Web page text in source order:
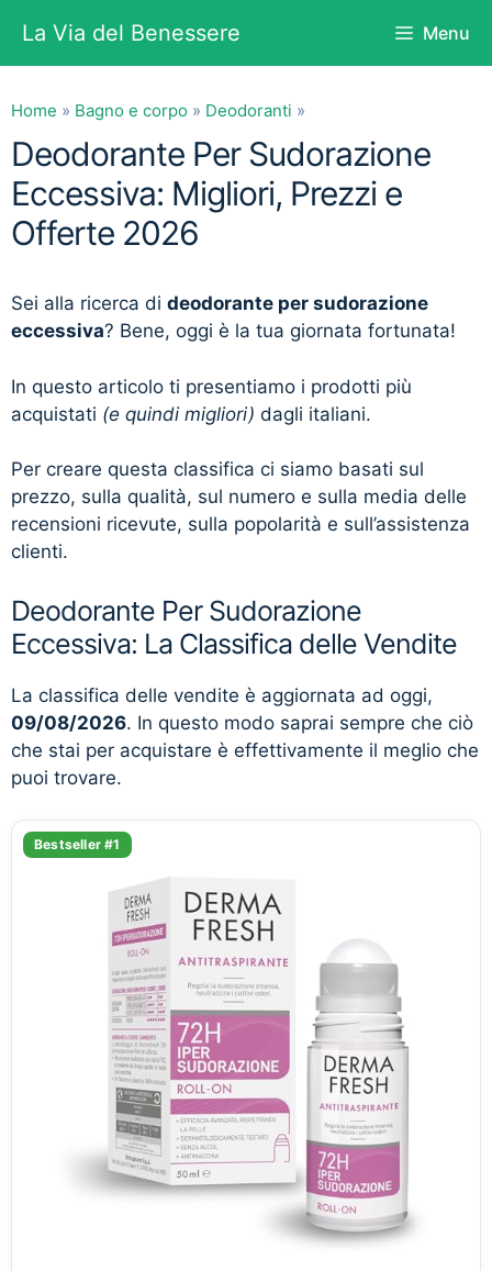
contenuto
La Via del Benessere Menu
Home » Bagno e corpo » Deodoranti »
Deodorante Per Sudorazione
Eccessiva: Migliori, Prezzi e
Offerte 2026
Sei alla ricerca di deodorante per sudorazione
eccessiva? Bene, oggi è la tua giornata fortunata!
In questo articolo ti presentiamo i prodotti più
acquistati (e quindi migliori) dagli italiani.
Per creare questa classifica ci siamo basati sul
prezzo, sulla qualità, sul numero e sulla media delle
recensioni ricevute, sulla popolarità e sull’assistenza
clienti.
Deodorante Per Sudorazione
Eccessiva: La Classifica delle Vendite
La classifica delle vendite è aggiornata ad oggi,
09/08/2026. In questo modo saprai sempre che ciò
che stai per acquistare è effettivamente il meglio che
puoi trovare.
Bestseller #1